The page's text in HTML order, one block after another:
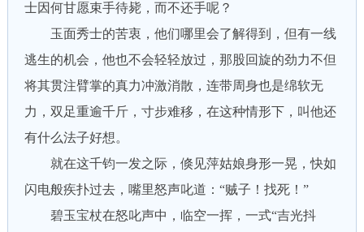
士因何甘愿束手待毙，而不还手呢？
玉面秀士的苦衷，他们哪里会了解得到，但有一线
逃生的机会，他也不会轻轻放过，那股回旋的劲力不但
将其贯注臂掌的真力冲激消散，连带周身也是绵软无
力，双足重逾千斤，寸步难移，在这种情形下，叫他还
有什么法子好想。
就在这千钧一发之际，倏见萍姑娘身形一晃，快如
闪电般疾扑过去，嘴里怒声叱道：“贼子！找死！”
碧玉宝杖在怒叱声中，临空一挥，一式“吉光抖